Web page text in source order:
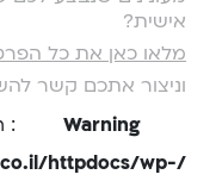
אישית?
מלאו כאן את כל
וניצור אתכם קשר
Warning
: Undefined variable $version in
httpdocs/wp-